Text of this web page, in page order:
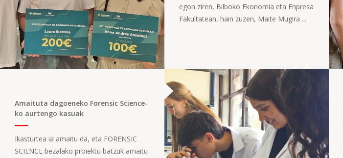
egon ziren, Bilboko Ekonomia eta Enpresa
Fakultatean, hain zuzen, Maite Mugira ...
Amaituta dagoeneko Forensic Science-
ko aurtengo kasuak
Ikasturtea ia amaitu da, eta FORENSIC
SCIENCE bezalako proiektu batzuk amaitu